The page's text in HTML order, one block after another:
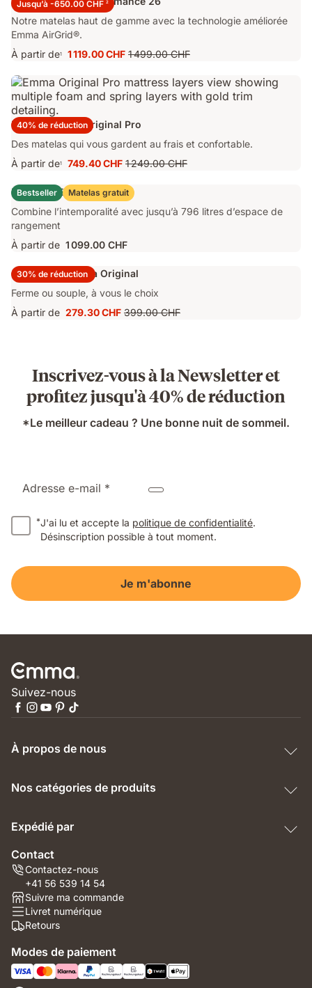
Jusqu’à -650.00 CHF 2
Notre matelas haut de gamme avec la technologie améliorée
Emma AirGrid®.
À partir de1
Prix
1 119.00 CHF Prix
1 499.00 CHF
1 499.00 CHF
40% de réduction
Matelas Emma Original Pro
Des matelas qui vous gardent au frais et confortable.
À partir de1
Prix
749.40 CHF
749.40 CHF Prix
d'origine
1 249.00 CHF
1 249.00 CHF
Bestseller Matelas gratuit
Lit Coffre Emma Original
Combine l’intemporalité avec jusqu’à 796 litres d’espace de
rangement
À partir de 1 099.00 CHF
30% de réduction
Surmatelas Emma Original
Ferme ou souple, à vous le choix
À partir de Prix
279.30 CHF Prix
399.00 CHF
Inscrivez-vous à la Newsletter et
profitez jusqu'à 40% de réduction
*Le meilleur cadeau ? Une bonne nuit de sommeil.
Adresse e-mail *
*J'ai lu et accepte la politique de confidentialité.
Désinscription possible à tout moment.
Je m'abonne
Suivez-nous
À propos de nous
Nos catégories de produits
Expédié par
Contact
Contactez-nous
+41 56 539 14 54
Suivre ma commande
Livret numérique
Retours
Modes de paiement